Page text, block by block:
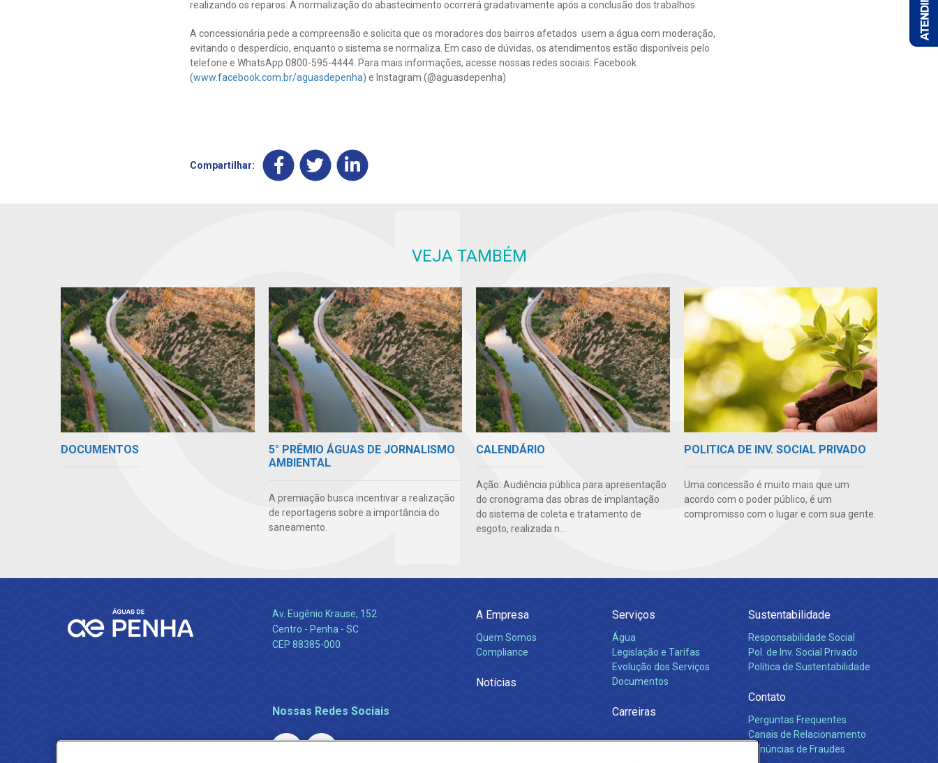
realizando os reparos. A normalização do abastecimento ocorrerá gradativamente após a conclusão dos trabalhos.
A concessionária pede a compreensão e solicita que os moradores dos bairros afetados usem a água com moderação,
evitando o desperdício, enquanto o sistema se normaliza. Em caso de dúvidas, os atendimentos estão disponíveis pelo
telefone e WhatsApp 0800-595-4444. Para mais informações, acesse nossas redes sociais: Facebook
(www.facebook.com.br/aguasdepenha) e Instagram (@aguasdepenha)
Compartilhar:
VEJA TAMBÉM
DOCUMENTOS
5° PRÊMIO ÁGUAS DE JORNALISMO
AMBIENTAL
A premiação busca incentivar a realização
de reportagens sobre a importância do
saneamento.
CALENDÁRIO
Ação: Audiência pública para apresentação
do cronograma das obras de implantação
do sistema de coleta e tratamento de
esgoto, realizada n...
POLITICA DE INV. SOCIAL PRIVADO
Uma concessão é muito mais que um
acordo com o poder público, é um
compromisso com o lugar e com sua gente.
Av. Eugênio Krause, 152
Centro - Penha - SC
CEP 88385-000
Nossas Redes Sociais
A Empresa
Quem Somos
Compliance
Notícias
Serviços
Água
Legislação e Tarifas
Evolução dos Serviços
Documentos
Carreiras
Sustentabilidade
Responsabilidade Social
Pol. de Inv. Social Privado
Política de Sustentabilidade
Contato
Perguntas Frequentes
Canais de Relacionamento
Denúncias de Fraudes